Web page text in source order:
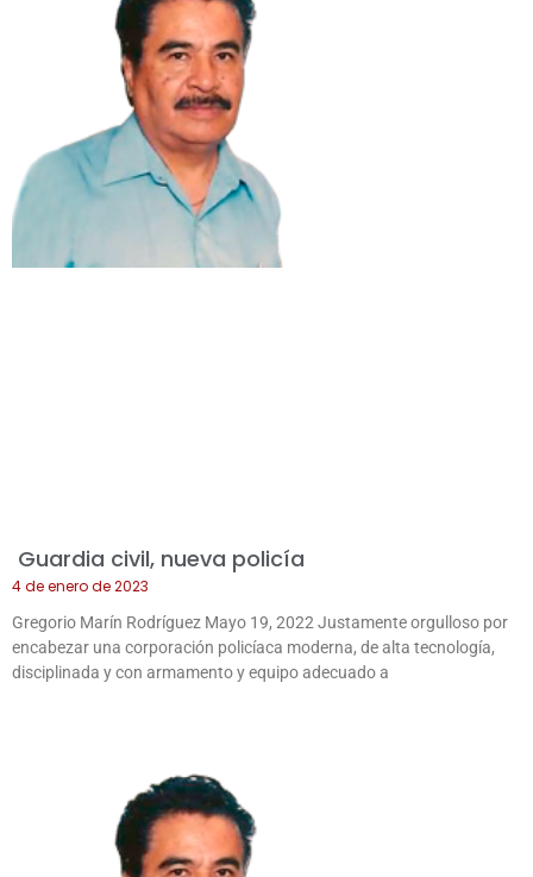
Guardia civil, nueva policía
4 de enero de 2023
Gregorio Marín Rodríguez Mayo 19, 2022 Justamente orgulloso por
encabezar una corporación policíaca moderna, de alta tecnología,
disciplinada y con armamento y equipo adecuado a